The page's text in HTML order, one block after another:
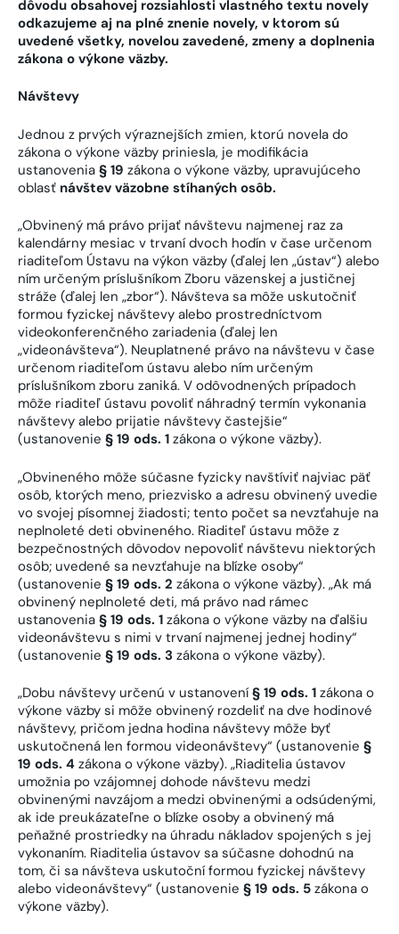
dôvodu obsahovej rozsiahlosti vlastného textu novely
odkazujeme aj na plné znenie novely, v ktorom sú
uvedené všetky, novelou zavedené, zmeny a doplnenia
zákona o výkone väzby.
Návštevy
Jednou z prvých výraznejších zmien, ktorú novela do
zákona o výkone väzby priniesla, je modifikácia
ustanovenia § 19 zákona o výkone väzby, upravujúceho
oblasť návštev väzobne stíhaných osôb.
„Obvinený má právo prijať návštevu najmenej raz za
kalendárny mesiac v trvaní dvoch hodín v čase určenom
riaditeľom Ústavu na výkon väzby (ďalej len „ústav“) alebo
ním určeným príslušníkom Zboru väzenskej a justičnej
stráže (ďalej len „zbor“). Návšteva sa môže uskutočniť
formou fyzickej návštevy alebo prostredníctvom
videokonferenčného zariadenia (ďalej len
„videonávšteva“). Neuplatnené právo na návštevu v čase
určenom riaditeľom ústavu alebo ním určeným
príslušníkom zboru zaniká. V odôvodnených prípadoch
môže riaditeľ ústavu povoliť náhradný termín vykonania
návštevy alebo prijatie návštevy častejšie“
(ustanovenie § 19 ods. 1 zákona o výkone väzby).
„Obvineného môže súčasne fyzicky navštíviť najviac päť
osôb, ktorých meno, priezvisko a adresu obvinený uvedie
vo svojej písomnej žiadosti; tento počet sa nevzťahuje na
neplnoleté deti obvineného. Riaditeľ ústavu môže z
bezpečnostných dôvodov nepovoliť návštevu niektorých
osôb; uvedené sa nevzťahuje na blízke osoby“
(ustanovenie § 19 ods. 2 zákona o výkone väzby). „Ak má
obvinený neplnoleté deti, má právo nad rámec
ustanovenia § 19 ods. 1 zákona o výkone väzby na ďalšiu
videonávštevu s nimi v trvaní najmenej jednej hodiny“
(ustanovenie § 19 ods. 3 zákona o výkone väzby).
„Dobu návštevy určenú v ustanovení§ 19 ods. 1 zákona o
výkone väzby si môže obvinený rozdeliť na dve hodinové
návštevy, pričom jedna hodina návštevy môže byť
uskutočnená len formou videonávštevy“ (ustanovenie §
19 ods. 4 zákona o výkone väzby). „Riaditelia ústavov
umožnia po vzájomnej dohode návštevu medzi
obvinenými navzájom a medzi obvinenými a odsúdenými,
ak ide preukázateľne o blízke osoby a obvinený má
peňažné prostriedky na úhradu nákladov spojených s jej
vykonaním. Riaditelia ústavov sa súčasne dohodnú na
tom, či sa návšteva uskutoční formou fyzickej návštevy
alebo videonávštevy“ (ustanovenie § 19 ods. 5 zákona o
výkone väzby).